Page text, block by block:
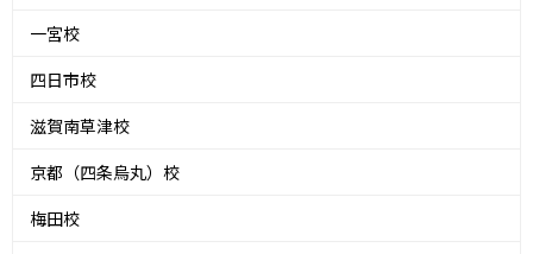
一宮校
四日市校
滋賀南草津校
京都（四条烏丸）校
梅田校